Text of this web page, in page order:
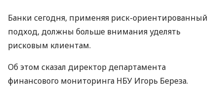
Банки сегодня, применяя риск-ориентированный
подход, должны больше внимания уделять
рисковым клиентам.
Об этом сказал директор департамента
финансового мониторинга НБУ Игорь Береза.